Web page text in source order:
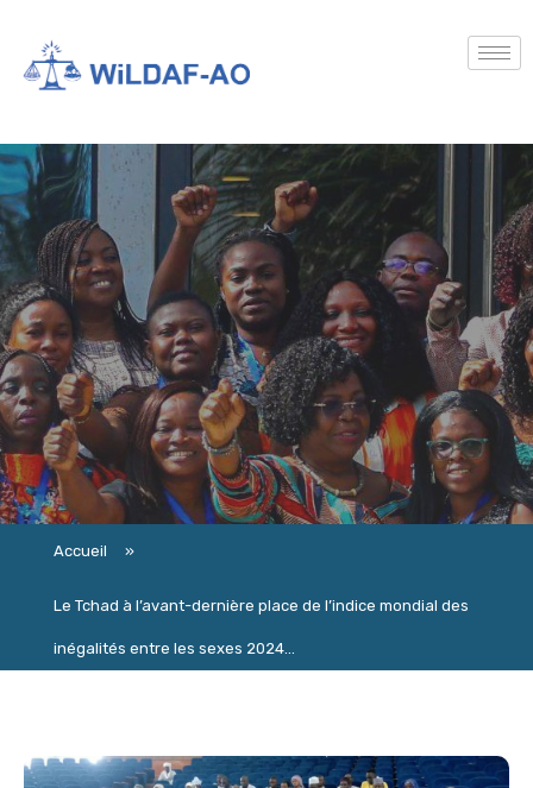
Accueil »
Le Tchad à l’avant-dernière place de l’indice mondial des
inégalités entre les sexes 2024...